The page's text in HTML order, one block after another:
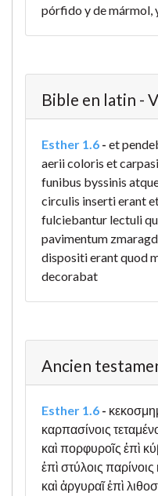
pórfido y de mármol,
Bible en latin -
Esther 1.6 - et
aerii coloris et
funibus byssinis
circulis inserti erant
fulciebantur lectuli
pavimentum
dispositi erant quod
decorabat
Ancien
Esther 1.6 -
καρπασίνοις
καὶ πορφυροῖς ἐπὶ
ἐπὶ στύλοις παρίνοις
καὶ ἀργυραῖ ἐπὶ